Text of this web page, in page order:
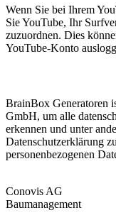
Wenn Sie bei Ihrem
Sie YouTube, Ihr
zuzuordnen. Dies
YouTube-Konto
BrainBox Generatoren
GmbH, um alle
erkennen und unter
Datenschutzerklärung
personenbezogenen
Conovis AG
Baumanagement